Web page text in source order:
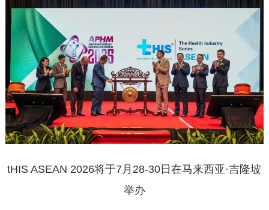
tHIS ASEAN 2026将于7月28-30日在马来西亚·吉隆坡
举办